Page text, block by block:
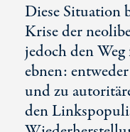
Diese Situation
Krise der
jedoch den
ebnen:
und zu
den